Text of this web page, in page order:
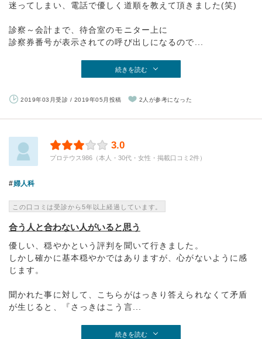
迷ってしまい、電話で優しく道順を教えて頂きました(笑)
診察～会計まで、待合室のモニター上に
診察券番号が表示されての呼び出しになるので...
続きを読む
2019年03月受診 / 2019年05月投稿 2人が参考になった
3.0
プロテウス986（本人・30代・女性・掲載口コミ2件）
婦人科
この口コミは受診から5年以上経過しています。
合う人と合わない人がいると思う
優しい、穏やかという評判を聞いて行きました。
しかし確かに基本穏やかではありますが、心がないように感
じます。
聞かれた事に対して、こちらがはっきり答えられなくて矛盾
が生じると、『さっきはこう言...
続きを読む